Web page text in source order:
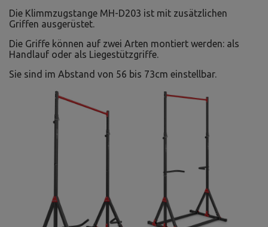
Die Klimmzugstange MH-D203 ist mit zusätzlichen
Griffen ausgerüstet.
Die Griffe können auf zwei Arten montiert werden: als
Handlauf oder als Liegestützgriffe.
Sie sind im Abstand von 56 bis 73cm einstellbar.